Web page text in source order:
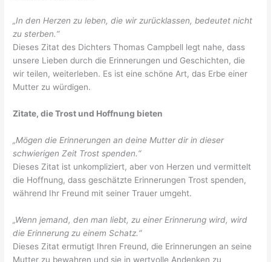
„In den Herzen zu leben, die wir zurücklassen, bedeutet nicht
zu sterben.“
Dieses Zitat des Dichters Thomas Campbell legt nahe, dass
unsere Lieben durch die Erinnerungen und Geschichten, die
wir teilen, weiterleben. Es ist eine schöne Art, das Erbe einer
Mutter zu würdigen.
Zitate, die Trost und Hoffnung bieten
„Mögen die Erinnerungen an deine Mutter dir in dieser
schwierigen Zeit Trost spenden.“
Dieses Zitat ist unkompliziert, aber von Herzen und vermittelt
die Hoffnung, dass geschätzte Erinnerungen Trost spenden,
während Ihr Freund mit seiner Trauer umgeht.
„Wenn jemand, den man liebt, zu einer Erinnerung wird, wird
die Erinnerung zu einem Schatz.“
Dieses Zitat ermutigt Ihren Freund, die Erinnerungen an seine
Mutter zu bewahren und sie in wertvolle Andenken zu